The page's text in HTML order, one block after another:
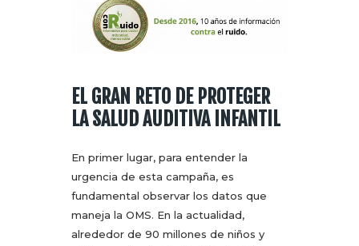
EL GRAN RETO DE PROTEGER
LA SALUD AUDITIVA INFANTIL
En primer lugar, para entender la
urgencia de esta campaña, es
fundamental observar los datos que
maneja la OMS. En la actualidad,
alrededor de 90 millones de niños y